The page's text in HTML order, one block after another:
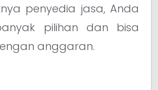
penyedia jasa, Anda
pilihan dan bisa
anggaran.